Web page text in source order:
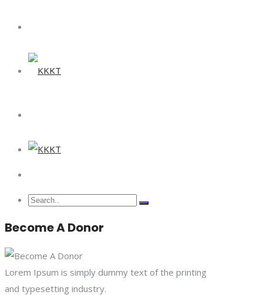
Become A Donor
Lorem Ipsum is simply dummy text of the printing
and typesetting industry.